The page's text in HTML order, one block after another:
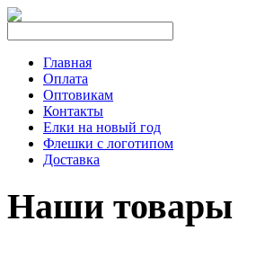
Главная
Оплата
Оптовикам
Контакты
Елки на новый год
Флешки с логотипом
Доставка
Наши товары